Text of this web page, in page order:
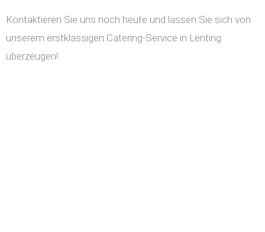
Kontaktieren Sie uns noch heute und lassen Sie sich von
unserem erstklassigen Catering-Service in Lenting
überzeugen!